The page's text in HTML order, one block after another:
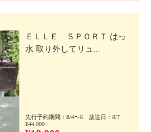
ＥＬＬＥ ＳＰＯＲＴ はっ
水 取り外してリュ...
先行予約期間：8/4〜6 放送日：8/7
¥44,000